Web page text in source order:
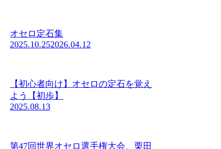
オセロ定石集
2025.10.252026.04.12
【初心者向け】オセロの定石を覚え
よう【初歩】
2025.08.13
第47回世界オセロ選手権大会、栗田